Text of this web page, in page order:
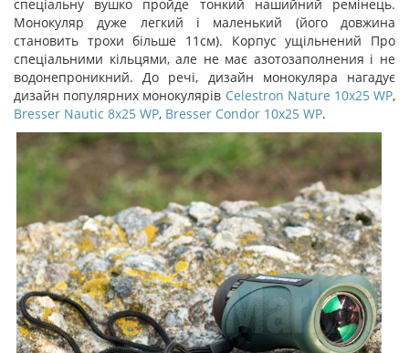
спеціальну вушко пройде тонкий нашийний ремінець.
Монокуляр дуже легкий і маленький (його довжина
становить трохи більше 11см). Корпус ущільнений Про
спеціальними кільцями, але не має азотозаполнения і не
водонепроникний. До речі, дизайн монокуляра нагадує
дизайн популярних монокулярів Celestron Nature 10x25 WP,
Bresser Nautic 8x25 WP, Bresser Condor 10x25 WP.